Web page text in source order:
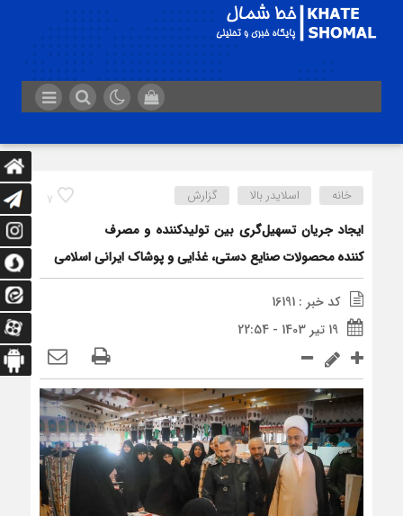
7 خانه اسلایدر بالا گزارش
ایجاد جریان تسهیل‌گری بین تولیدکننده و مصرف
کننده محصولات صنایع دستی، غذایی و پوشاک ایرانی اسلامی
کد خبر : 16191
19 تیر 1403 - 22:54